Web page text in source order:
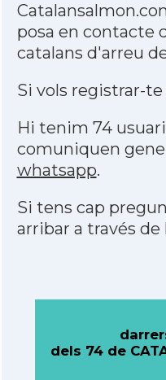
posa en contacte
catalans d'arreu
Si vols registrar-te
Hi tenim 74
comuniquen
whatsapp.
Si tens cap
arribar a través de
dels 74 de